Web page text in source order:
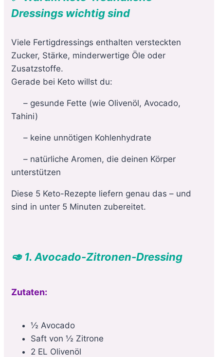
Dressings wichtig sind
Viele Fertigdressings enthalten versteckten
Zucker, Stärke, minderwertige Öle oder
Zusatzstoffe.
Gerade bei Keto willst du:
– gesunde Fette (wie Olivenöl, Avocado,
Tahini)
– keine unnötigen Kohlenhydrate
– natürliche Aromen, die deinen Körper
unterstützen
Diese 5 Keto-Rezepte liefern genau das – und
sind in unter 5 Minuten zubereitet.
🥑 1. Avocado-Zitronen-Dressing
Zutaten:
½ Avocado
Saft von ½ Zitrone
2 EL Olivenöl